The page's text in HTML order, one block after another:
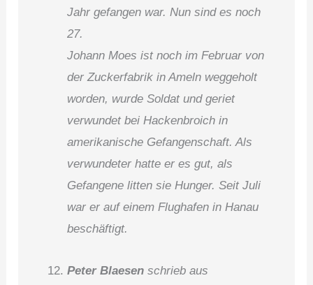
Jahr gefangen war. Nun sind es noch
27.
Johann Moes ist noch im Februar von
der Zuckerfabrik in Ameln weggeholt
worden, wurde Soldat und geriet
verwundet bei Hackenbroich in
amerikanische Gefangenschaft. Als
verwundeter hatte er es gut, als
Gefangene litten sie Hunger. Seit Juli
war er auf einem Flughafen in Hanau
beschäftigt.
Peter Blaesen schrieb aus